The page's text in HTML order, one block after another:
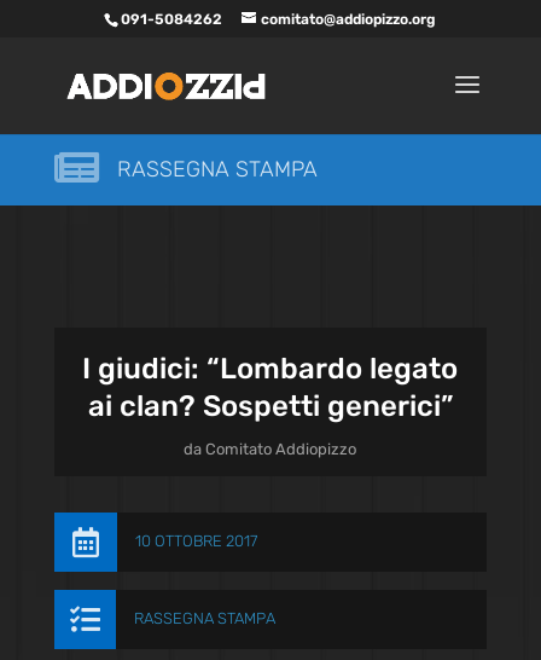
091-5084262 comitato@addiopizzo.org
 RASSEGNA STAMPA
I giudici: “Lombardo legato
ai clan? Sospetti generici”
daComitato Addiopizzo
 10 OTTOBRE 2017
 RASSEGNA STAMPA